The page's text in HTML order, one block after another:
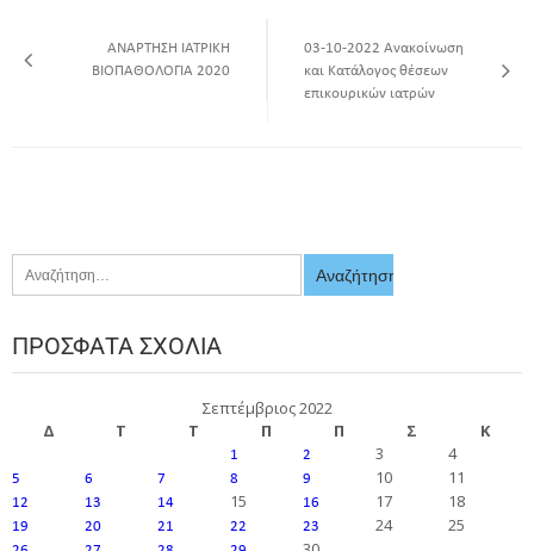
ΑΝΑΡΤΗΣΗ ΙΑΤΡΙΚΗ
ΒΙΟΠΑΘΟΛΟΓΙΑ 2020
03-10-2022 Ανακοίνωση
και Κατάλογος θέσεων
επικουρικών ιατρών
ΠΡΌΣΦΑΤΑ ΣΧΌΛΙΑ
Σεπτέμβριος 2022
Δ
Τ Τ Π Π Σ Κ
1 2 3 4
5 6 7 8 9 10 11
12 13 14 15 16 17 18
19 20 21 22 23 24 25